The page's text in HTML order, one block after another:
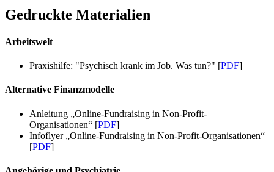
Gedruckte Materialien
Arbeitswelt
Praxishilfe: "Psychisch krank im Job. Was tun?" [PDF]
Alternative Finanzmodelle
Anleitung „Online-Fundraising in Non-Profit-
Organisationen“ [PDF]
Infoflyer „Online-Fundraising in Non-Profit-Organisationen“
[PDF]